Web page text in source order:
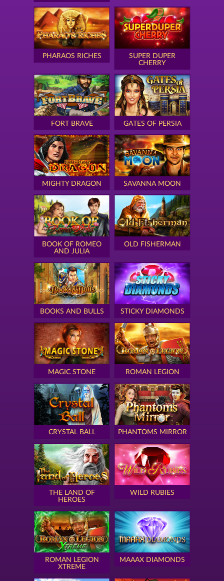
PHARAOS RICHES
SUPER DUPER
CHERRY
FORT BRAVE GATES OF PERSIA
MIGHTY DRAGON SAVANNA MOON
BOOK OF ROMEO
AND JULIA
OLD FISHERMAN
BOOKS AND BULLS STICKY DIAMONDS
MAGIC STONE ROMAN LEGION
CRYSTAL BALL PHANTOMS MIRROR
THE LAND OF
HEROES
WILD RUBIES
ROMAN LEGION
XTREME
MAAAX DIAMONDS